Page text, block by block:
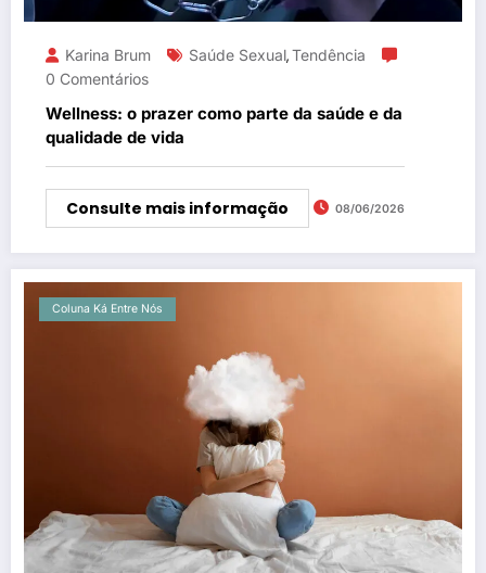
Karina Brum Saúde Sexual,Tendência
0 Comentários
Wellness: o prazer como parte da saúde e da
qualidade de vida
Consulte mais informação 08/06/2026
Coluna Ká Entre Nós